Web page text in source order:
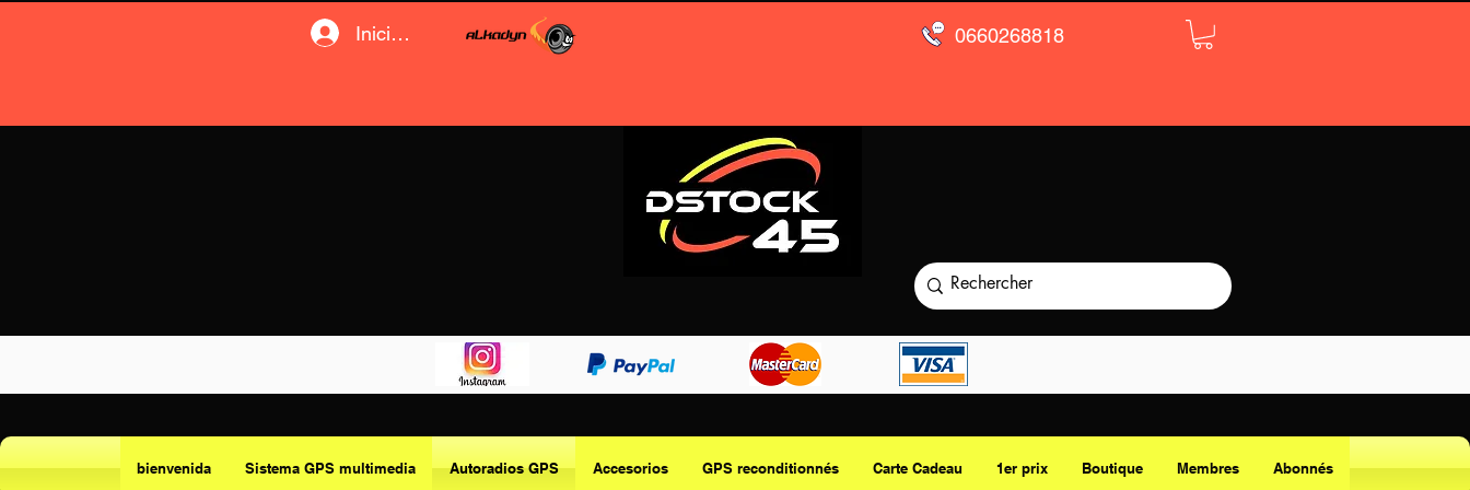
Iniciar sesión 0660268818
bienvenida Sistema GPS multimedia Autoradios GPS Accesorios GPS reconditionnés Carte Cadeau 1er prix Boutique Membres Abonnés